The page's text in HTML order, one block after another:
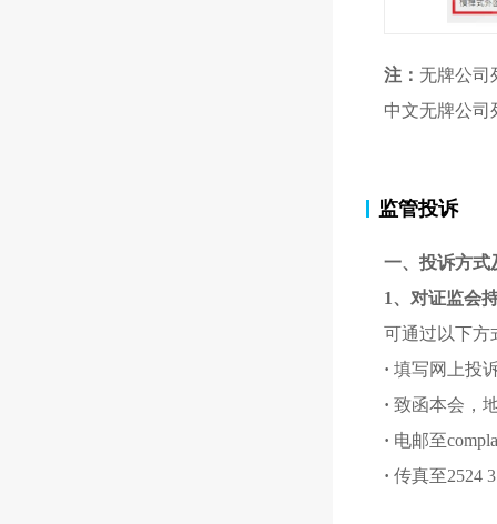
注： 无牌公司
中文无牌公司
监管投诉
一、投诉方式
1、对证监会
可通过以下方
· 填写网上投
· 致函本会，
· 电邮至
· 传真至2524